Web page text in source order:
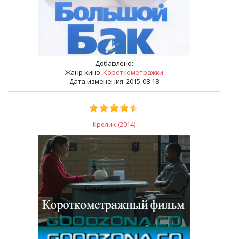
Добавлено:
Жанр кино: Короткометражки
Дата изменения: 2015-08-18
Кролик (2014)